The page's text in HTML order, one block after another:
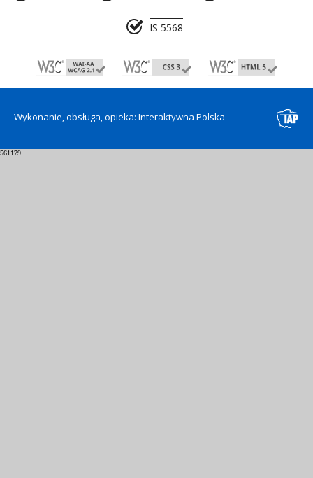
IS 5568
Wykonanie, obsługa, opieka: Interaktywna Polska
561179